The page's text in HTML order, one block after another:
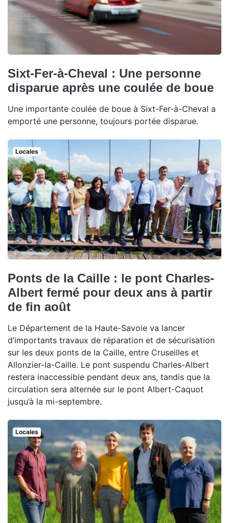
Sixt-Fer-à-Cheval : Une personne
disparue après une coulée de boue
Une importante coulée de boue à Sixt-Fer-à-Cheval a
emporté une personne, toujours portée disparue.
Locales
Ponts de la Caille : le pont Charles-
Albert fermé pour deux ans à partir
de fin août
Le Département de la Haute-Savoie va lancer
d’importants travaux de réparation et de sécurisation
sur les deux ponts de la Caille, entre Cruseilles et
Allonzier-la-Caille. Le pont suspendu Charles-Albert
restera inaccessible pendant deux ans, tandis que la
circulation sera alternée sur le pont Albert-Caquot
jusqu’à la mi-septembre.
Locales